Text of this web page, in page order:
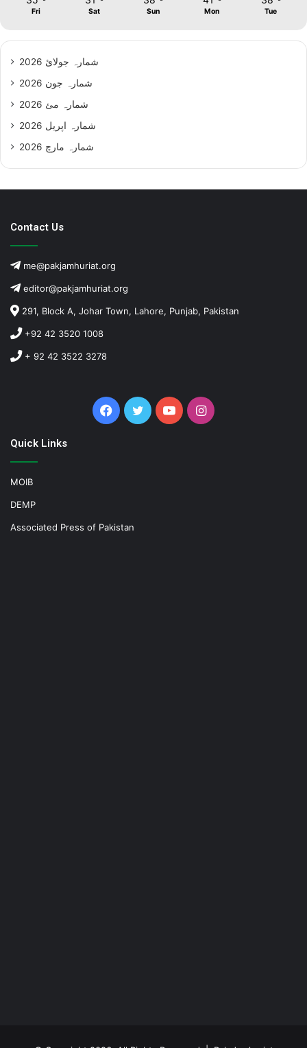
Fri Sat Sun Mon Tue
شمارہ جولائ 2026
شمارہ جون 2026
شمارہ مئ 2026
شمارہ اپریل 2026
شمارہ مارچ 2026
Contact Us
me@pakjamhuriat.org
editor@pakjamhuriat.org
291, Block A, Johar Town, Lahore, Punjab, Pakistan
+92 42 3520 1008
+ 92 42 3522 3278
Facebook
TwitterYouTubeInstagram
Quick Links
MOIB
DEMP
Associated Press of Pakistan